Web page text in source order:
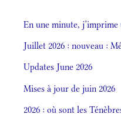
En une minute,
Juillet 2026 : nouveau :
Updates June 2026
Mises à jour de juin 2026
2026 : où sont les